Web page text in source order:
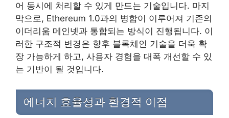
어 동시에 처리할 수 있게 만드는 기술입니다. 마지
막으로, Ethereum 1.0과의 병합이 이루어져 기존의
이더리움 메인넷과 통합되는 방식이 진행됩니다. 이
러한 구조적 변경은 향후 블록체인 기술을 더욱 확
장 가능하게 하고, 사용자 경험을 대폭 개선할 수 있
는 기반이 될 것입니다.
에너지 효율성과 환경적 이점